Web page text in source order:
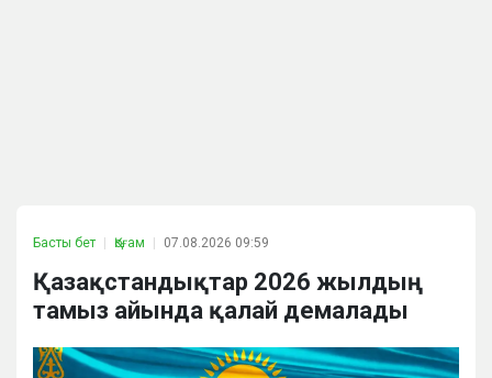
Басты бет Қоғам 07.08.2026 09:59
Қазақстандықтар 2026 жылдың
тамыз айында қалай демалады